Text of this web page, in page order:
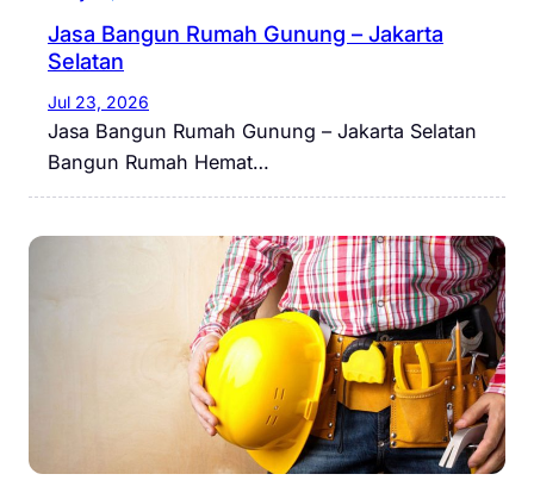
Jasa Bangun Rumah Gunung – Jakarta
Selatan
Jul 23, 2026
Jasa Bangun Rumah Gunung – Jakarta Selatan
Bangun Rumah Hemat…